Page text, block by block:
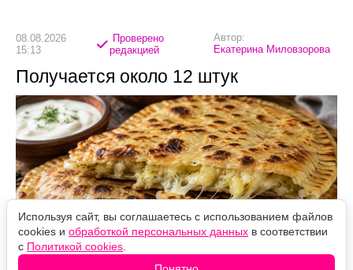
08.08.2026
15:13
Проверено
редакцией
Автор:
Екатерина Миловзорова
Получается около 12 штук
Используя сайт, вы соглашаетесь с использованием файлов
cookies и обработкой персональных данных в соответствии
с Политикой cookies